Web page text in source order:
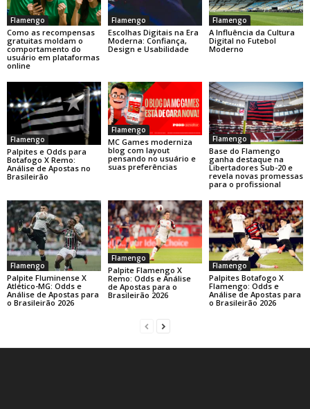
Flamengo
Como as recompensas
gratuitas moldam o
comportamento do
usuário em plataformas
online
Flamengo
Escolhas Digitais na Era
Moderna: Confiança,
Design e Usabilidade
Flamengo
A Influência da Cultura
Digital no Futebol
Moderno
Flamengo
Palpites e Odds para
Botafogo X Remo:
Análise de Apostas no
Brasileirão
Flamengo
MC Games moderniza
blog com layout
pensando no usuário e
suas preferências
Flamengo
Base do Flamengo
ganha destaque na
Libertadores Sub-20 e
revela novas promessas
para o profissional
Flamengo
Palpite Fluminense X
Atlético-MG: Odds e
Análise de Apostas para
o Brasileirão 2026
Flamengo
Palpite Flamengo X
Remo: Odds e Análise
de Apostas para o
Brasileirão 2026
Flamengo
Palpites Botafogo X
Flamengo: Odds e
Análise de Apostas para
o Brasileirão 2026